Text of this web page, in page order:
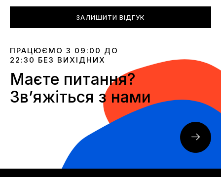
ЗАЛИШИТИ ВІДГУК
ПРАЦЮЄМО З 09:00 ДО
22:30 БЕЗ ВИХІДНИХ
Маєте питання?
Звʼяжіться з нами